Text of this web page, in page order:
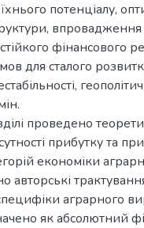
потенціалу,
впровадження
фінансового
для сталого
проведено
прибутку та
економіки
авторські
аграрного
як абсолютний